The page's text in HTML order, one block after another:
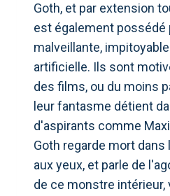
Goth, et par extension
est également possédé
malveillante,
artificielle. Ils sont
des films, ou du moins
leur fantasme détient
d'aspirants comme
Goth regarde mort dans
aux yeux, et parle de
de ce monstre